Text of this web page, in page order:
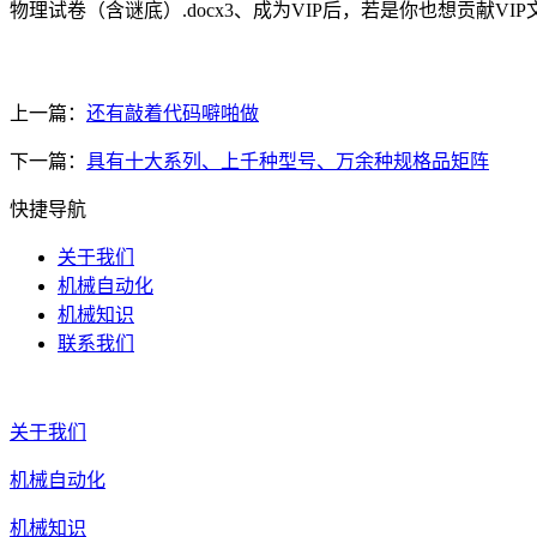
物理试卷（含谜底）.docx3、成为VIP后，若是你也想贡献VIP
上一篇： 还有敲着代码噼啪做
下一篇： 具有十大系列、上千种型号、万余种规格品矩阵
快捷导航
关于我们
机械自动化
机械知识
联系我们
关于我们
机械自动化
机械知识